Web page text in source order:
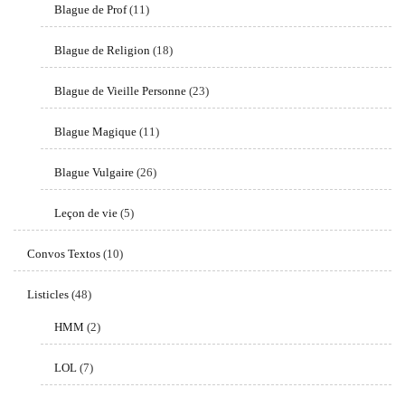
Blague de Prof(11)
Blague de Religion (18)
Blague de Vieille Personne (23)
Blague Magique (11)
Blague Vulgaire (26)
Leçon de vie (5)
Convos Textos (10)
Listicles (48)
HMM (2)
LOL (7)